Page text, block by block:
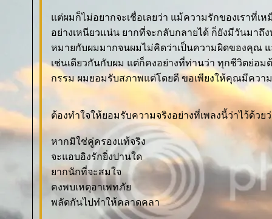
ต่ผมก็ไม่อยากจะเชื่อเลยว่า แม้ความรักของเราที่เ
อย่างเหนียวแน่น ยากที่จะกลับกลายได้ ก็ยังมีวันมาถึ
หมายกับผมมากจนผมไม่คิดว่าเป็นความผิดของคุณ
เช่นเดียวกันกับผม แต่ก็คงอย่างที่ท่านว่า ทุกชีวิตย่อม
กรรม ผมยอมรับสภาพแต่โดยดี ขอเพียงให้คุณมีควา
ต้องทำใจให้ยอมรับความจริงอย่างที่เพลงนี้ว่าไว้ด้วย
หากมิใช่คู่ครองแท้จริง
จะแอบอิงรักยิ่งปานใด
ากนักที่จะสมใจ
คงพบเหตุอาเพทภั
พลัดกันไปทำให้คลาดคลา